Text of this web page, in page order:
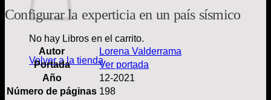
No hay Libros en el carrito.
Volver a la tienda
Configurar la experticia en un país sísmico
Autor
Lorena Valderrama
Portada
Ver portada
Año
12-2021
Número de páginas 198